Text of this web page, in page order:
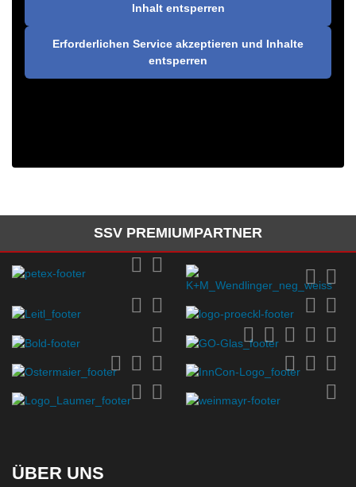
Inhalt entsperren
Erforderlichen Service akzeptieren und Inhalte
entsperren
SSV PREMIUMPARTNER
ÜBER UNS